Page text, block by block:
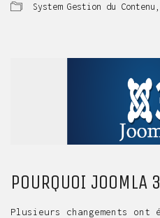
System Gestion du Contenu
POURQUOI JOOMLA
Plusieurs changements ont